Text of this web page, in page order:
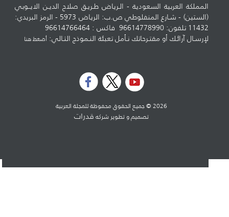
المملكة العربية السعودية - الـرياض طـريـق صلاح الديـن الايــوبي
(الستين) - شـارع المنفلوطي ص.ب: الرياض 5973 - الرمز البريدي:
11432 تلفون: 96614778990 فاكس : 96614766464
لإرسـال آرائـك أو مقتـرحاتك نـأمل تعبئة النـموذج التـالي:أضغط هنا
2026 © جميع الحقوق محفوظة للمجلة العربية
تصميم و تطوير شركهقدرات